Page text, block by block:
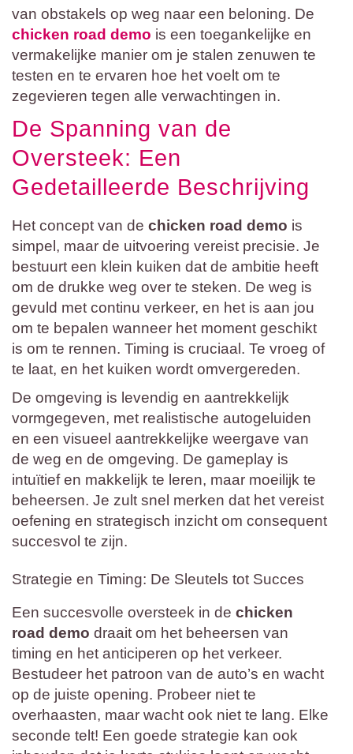
van obstakels op weg naar een beloning. De
chicken road demo is een toegankelijke en
vermakelijke manier om je stalen zenuwen te
testen en te ervaren hoe het voelt om te
zegevieren tegen alle verwachtingen in.
De Spanning van de
Oversteek: Een
Gedetailleerde Beschrijving
Het concept van de chicken road demo is
simpel, maar de uitvoering vereist precisie. Je
bestuurt een klein kuiken dat de ambitie heeft
om de drukke weg over te steken. De weg is
gevuld met continu verkeer, en het is aan jou
om te bepalen wanneer het moment geschikt
is om te rennen. Timing is cruciaal. Te vroeg of
te laat, en het kuiken wordt omvergereden.
De omgeving is levendig en aantrekkelijk
vormgegeven, met realistische autogeluiden
en een visueel aantrekkelijke weergave van
de weg en de omgeving. De gameplay is
intuïtief en makkelijk te leren, maar moeilijk te
beheersen. Je zult snel merken dat het vereist
oefening en strategisch inzicht om consequent
succesvol te zijn.
Strategie en Timing: De Sleutels tot Succes
Een succesvolle oversteek in de chicken
road demo draait om het beheersen van
timing en het anticiperen op het verkeer.
Bestudeer het patroon van de auto’s en wacht
op de juiste opening. Probeer niet te
overhaasten, maar wacht ook niet te lang. Elke
seconde telt! Een goede strategie kan ook